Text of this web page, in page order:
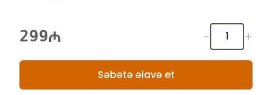
299 - +
Səbətə əlavə et